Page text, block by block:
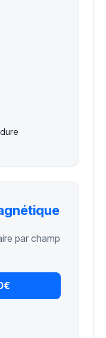
par champ